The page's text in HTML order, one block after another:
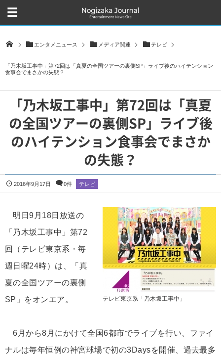
エンタメニュース メディア関連 テレビ
「乃木坂工事中」第72回は「真夏の全国ツアーの裏側SP」ライブ後のハイテンション
食事会でまさかの失態？
「乃木坂工事中」第72回は「真夏
の全国ツアーの裏側SP」ライブ後
のハイテンション食事会でまさか
の失態？
2016年9月17日 0件 テレビ
テレビ東京系「乃木坂工事中」
明日9月18日放送の
「乃木坂工事中」第72
回（テレビ東京系・毎
週日曜24時）は、「真
夏の全国ツアーの裏側
SP」をオンエア。
6月から8月にかけて全国6都市でライブを行い、ファイ
ナルは毎年恒例の神宮球場で初の3Daysを開催、過去最多